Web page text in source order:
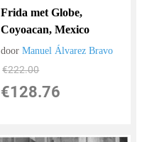
Frida met Globe,
Coyoacan, Mexico
doorManuel Álvarez Bravo
€222.00
€128.76